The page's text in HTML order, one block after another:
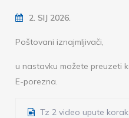
2. SIJ 2026.
Poštovani iznajmljivači,
u nastavku možete preuzeti
E-porezna.
Tz 2 video upute